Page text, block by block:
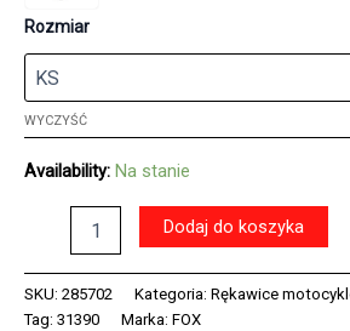
Rozmiar
WYCZYŚĆ
Availability: Na stanie
JUNIOR
DIRTPAW
Dodaj do koszyka
SKU: 285702 Kategoria: Rękawice
Tag: 31390 Marka: FOX